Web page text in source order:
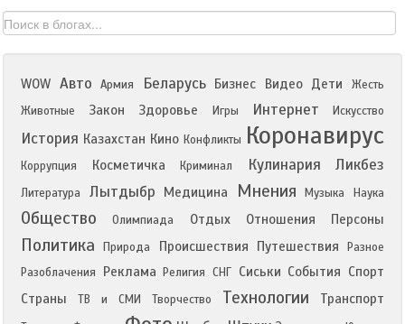
WOW Авто Армия Беларусь Бизнес Видео Дети
Жесть
Животные
Закон Здоровье Игры Интернет Искусство
История Казахстан Кино Конфликты Коронавирус
Коррупция Косметичка Криминал Кулинария Ликбез
Литература Лытдыбр Медицина Мнения Музыка Наука
Общество Олимпиада Отдых Отношения Персоны
Политика Природа Происшествия Путешествия
Разное
Разоблачения
Реклама Религия СНГ Сиськи События Спорт
Страны
ТВ и СМИ Творчество Технологии Транспорт